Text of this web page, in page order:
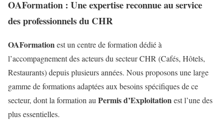
OAFormation : Une expertise reconnue au service
des professionnels du CHR
OAFormationest un centre de formation dédié à
l’accompagnement des acteurs du secteur CHR (Cafés, Hôtels,
Restaurants) depuis plusieurs années. Nous proposons une large
gamme de formations adaptées aux besoins spécifiques de ce
secteur, dont la formation auPermis d’Exploitationest l’une des
plus essentielles.